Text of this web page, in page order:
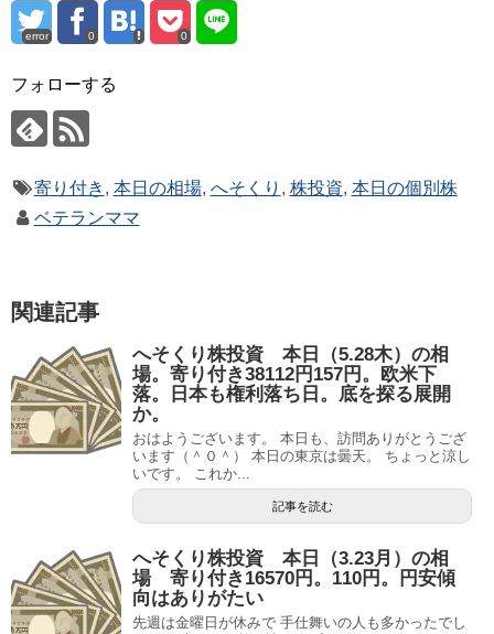
error 0 0
フォローする
寄り付き , 本日の相場, へそくり , 株投資, 本日の個別株
ベテランママ
関連記事
へそくり株投資 本日（5.28木）の相
場。寄り付き38112円157円。欧米下
落。日本も権利落ち日。底を探る展開
か。
おはようございます。 本日も、訪問ありがとうござ
います（＾０＾） 本日の東京は曇天。 ちょっと涼し
いです。 これか...
記事を読む
へそくり株投資 本日（3.23月）の相
場 寄り付き16570円。110円。円安傾
向はありがたい
先週は金曜日が休みで 手仕舞いの人も多かったでし